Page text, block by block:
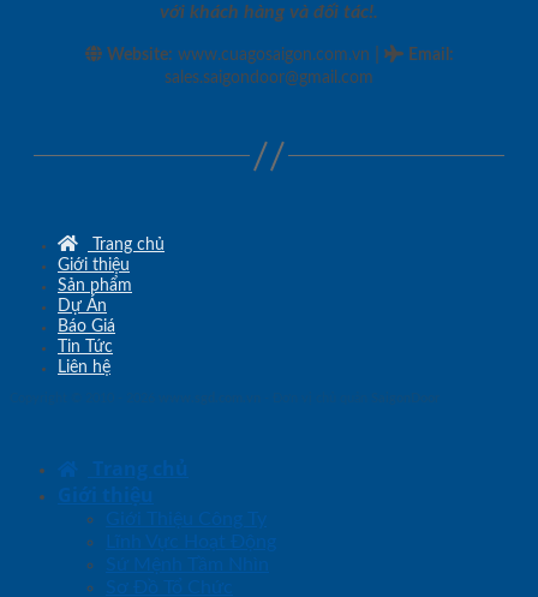
với khách hàng và đối tác!.
Website: www.cuagosaigon.com.vn Email :
sales.saigondoor@gmail.com
Trang chủ
Giới thiệu
Sản phẩm
Dự Án
Báo Giá
Tin Tức
Liên hệ
Trang chủ
Giới thiệu
Giới Thiệu Công Ty
Lĩnh Vực Hoạt Động
Sứ Mệnh Tầm Nhìn
Sơ Đồ Tổ Chức